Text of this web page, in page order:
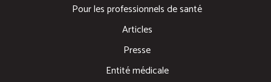
Pour les professionnels de santé
Articles
Presse
Entité médicale